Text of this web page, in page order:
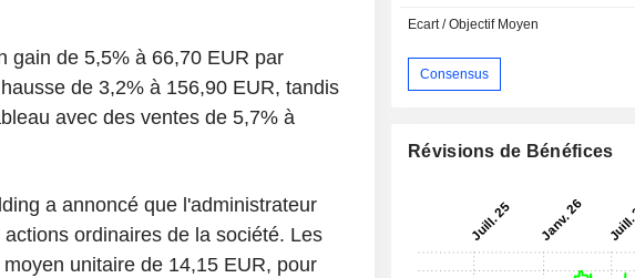
gain de 5,5% à 66,70 EUR par
de 3,2% à 156,90 EUR, tandis
avec des ventes de 5,7% à
a annoncé que l'administrateur
ordinaires de la société. Les
unitaire de 14,15 EUR, pour
Ecart / Objectif Moyen
Consensus
Révisions de Bénéfices